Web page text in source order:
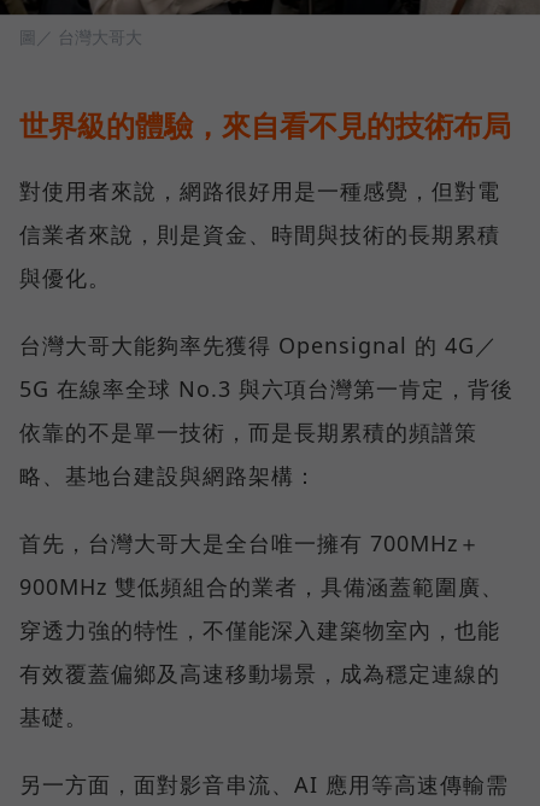
圖／ 台灣大哥大
世界級的體驗，來自看不見的技術布局
對使用者來說，網路很好用是一種感覺，但對電
信業者來說，則是資金、時間與技術的長期累積
與優化。
台灣大哥大能夠率先獲得 Opensignal 的 4G／
5G 在線率全球 No.3 與六項台灣第一肯定，背後
依靠的不是單一技術，而是長期累積的頻譜策
略、基地台建設與網路架構：
首先，台灣大哥大是全台唯一擁有 700MHz＋
900MHz 雙低頻組合的業者，具備涵蓋範圍廣、
穿透力強的特性，不僅能深入建築物室內，也能
有效覆蓋偏鄉及高速移動場景，成為穩定連線的
基礎。
另一方面，面對影音串流、AI 應用等高速傳輸需